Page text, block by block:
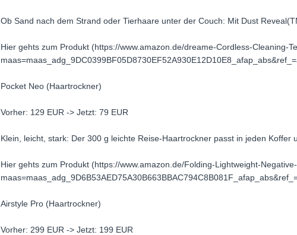
Ob Sand nach dem Strand oder Tierhaare unter der Couch: Mit Dust
Hier gehts zum Produkt (https://www.amazon.de/dreame-Cordless-Cleaning-
Pocket Neo (Haartrockner)
Vorher: 129 EUR -> Jetzt: 79 EUR
Klein, leicht, stark: Der 300 g leichte Reise-Haartrockner passt in jeden Koffer
Hier gehts zum Produkt (https://www.amazon.de/Folding-Lightweight-
Airstyle Pro (Haartrockner)
Vorher: 299 EUR -> Jetzt: 199 EUR